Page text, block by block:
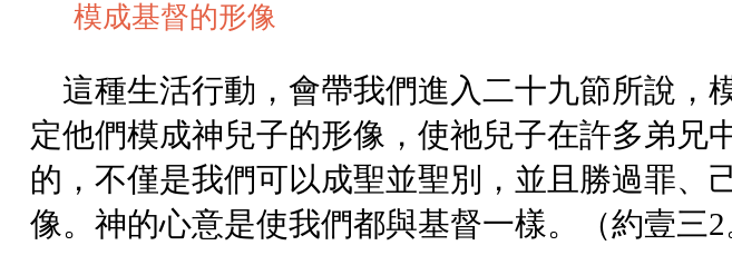
模成基督的形像
這種生活行動，會帶我們進入二十九節所說，
定他們模成神兒子的形像，使祂兒子在許多弟兄
的，不僅是我們可以成聖並聖別，並且勝過罪
像。神的心意是使我們都與基督一樣。（約壹三2